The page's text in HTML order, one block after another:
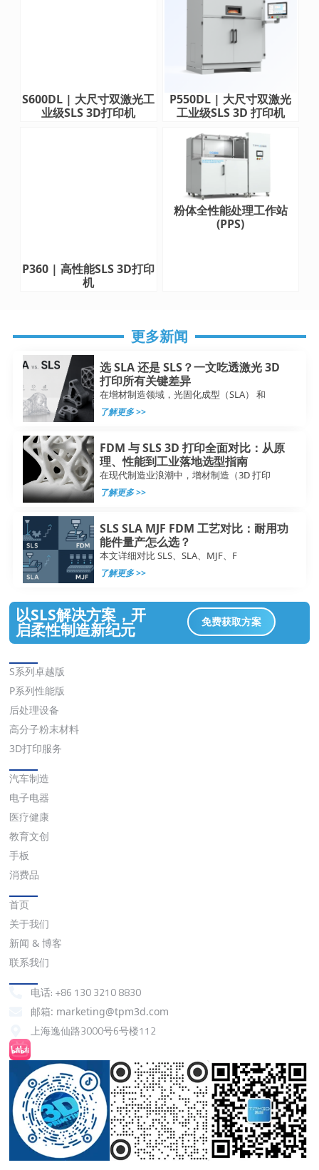
S600DL | 大尺寸双激光工
业级SLS 3D打印机
P550DL | 大尺寸双激光
工业级SLS 3D 打印机
P360 | 高性能SLS 3D打印
机
粉体全性能处理工作站
(PPS)
更多新闻
选 SLA 还是 SLS？一文吃透激光 3D
打印所有关键差异
在增材制造领域，光固化成型（SLA） 和
了解更多 >>
FDM 与 SLS 3D 打印全面对比：从原
理、性能到工业落地选型指南
在现代制造业浪潮中，增材制造（3D 打印
了解更多 >>
SLS SLA MJF FDM 工艺对比：耐用功
能件量产怎么选？
本文详细对比 SLS、SLA、MJF、F
了解更多 >>
以SLS解决方案，开
启柔性制造新纪元 免费获取方案
S系列卓越版
P系列性能版
后处理设备
高分子粉末材料
3D打印服务
汽车制造
电子电器
医疗健康
教育文创
手板
消费品
首页
关于我们
新闻 & 博客
联系我们
电话: +86 130 3210 8830
邮箱: marketing@tpm3d.com
上海逸仙路3000号6号楼112
抖音